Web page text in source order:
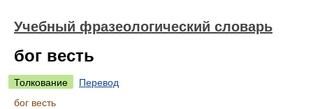
Учебный фразеологический словарь
бог весть
Толкование
Перевод
бог весть